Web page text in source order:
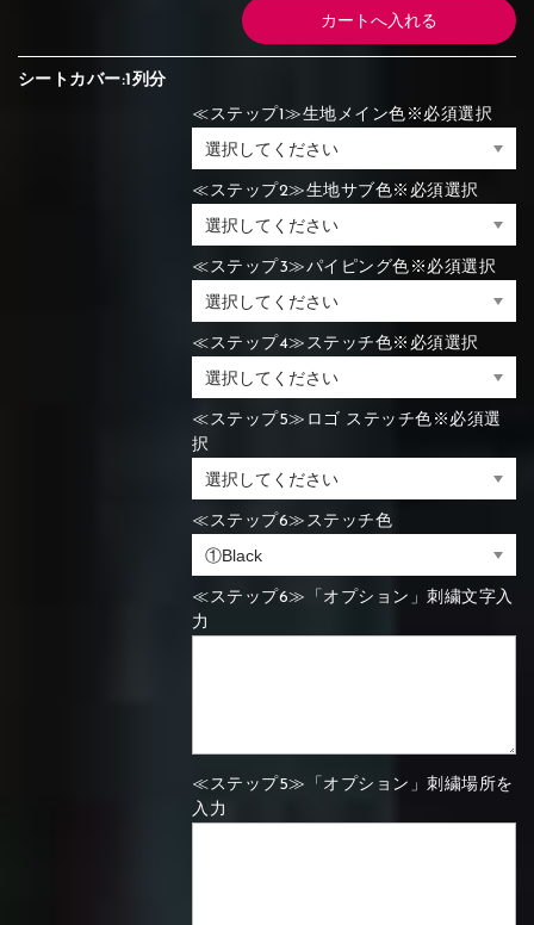
シートカバー:1列分
≪ステップ1≫生地メイン色※必須選択
≪ステップ2≫生地サブ色※必須選択
≪ステップ3≫パイピング色※必須選択
≪ステップ4≫ステッチ色※必須選択
≪ステップ5≫ロゴ ステッチ色※必須選
択
≪ステップ6≫ステッチ色
≪ステップ6≫「オプション」刺繍文字入
力
≪ステップ5≫「オプション」刺繍場所を
入力